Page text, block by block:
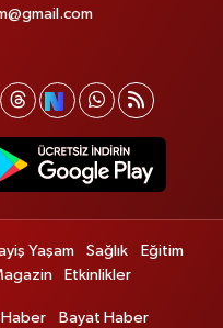
Yaşam Sağlık
Eğitim
Etkinlikler
Haber Bayat Haber